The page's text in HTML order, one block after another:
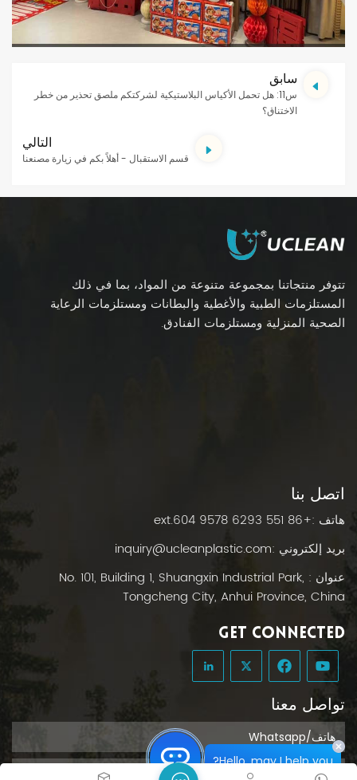
سابق
س11: هل تحمل الأكياس البلاستيكية لشركتكم ملصق تحذير من خطر
الاختناق؟
التالي
قسم الاستقبال - أهلاً بكم في زيارة مصنعنا
تتوفر منتجاتنا بمجموعة متنوعة من المواد، بما في ذلك
المستلزمات الطبية والأغطية والبطانات ومستلزمات الرعاية
الصحية المنزلية ومستلزمات الفنادق.
اتصل بنا
هاتف :+86 551 6293 9578 ext.604
بريد إلكتروني :inquiry@ucleanplastic.com
عنوان : No. 101, Building 1, Shuangxin Industrial Park,
Tongcheng City, Anhui Province, China
GET CONNECTED
تواصل معنا
Hello, may I help you?